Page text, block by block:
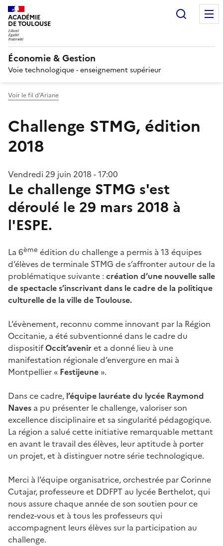
ACADÉMIE
DE TOULOUSE
Économie & Gestion
Voie technologique - enseignement supérieur
Voir le fil d’Ariane
Challenge STMG, édition
2018
Vendredi 29 juin 2018 - 17:00
Le challenge STMG s'est
déroulé le 29 mars 2018 à
l'ESPE.
La 6ème édition du challenge a permis à 13 équipes
d’élèves de terminale STMG de s’affronter autour de la
problématique suivante : création d’une nouvelle salle
de spectacles’inscrivant dans le cadre de la politique
culturelle de la ville de Toulouse.
L’évènement, reconnu comme innovant par la Région
Occitanie, a été subventionné dans le cadre du
dispositifOccit’avenir et a donné lieu à une
manifestation régionale d’envergure en mai à
Montpellier « Festijeune ».
Dans ce cadre, l’équipe lauréate du lycée Raymond
Naves a pu présenter le challenge, valoriser son
excellence disciplinaire et sa singularité pédagogique.
La région a salué cette initiative remarquable mettant
en avant le travail des élèves, leur aptitude à porter
un projet, et à distinguer notre série technologique.
Merci à l’équipe organisatrice, orchestrée par Corinne
Cutajar, professeure et DDFPT au lycée Berthelot, qui
nous assure chaque année de son soutien pour ce
rendez-vous et à tous les professeurs qui
accompagnent leurs élèves sur la participation au
challenge.